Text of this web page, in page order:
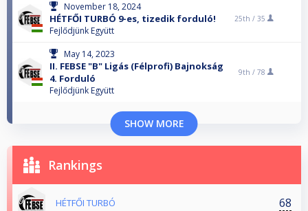
November 18, 2024
HÉTFŐI TURBÓ 9-es, tizedik forduló!
Fejlődjünk Együtt
25th / 35
May 14, 2023
II. FEBSE "B" Ligás (Félprofi) Bajnokság
4. Forduló
Fejlődjünk Együtt
9th / 78
SHOW MORE
Rankings
HÉTFŐI TURBÓ 68